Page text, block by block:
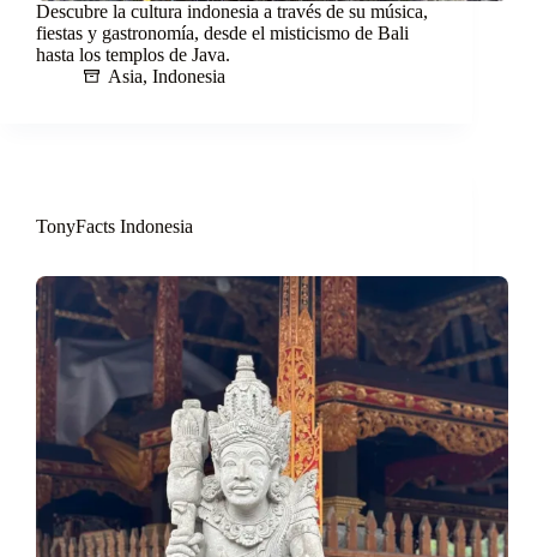
Descubre la cultura indonesia a través de su música,
fiestas y gastronomía, desde el misticismo de Bali
hasta los templos de Java.
Asia, Indonesia
TonyFacts Indonesia